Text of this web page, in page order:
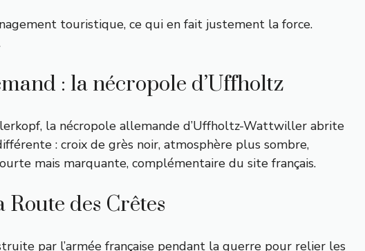
touristique, ce qui en fait justement la force.
: la nécropole d’Uffholtz
la nécropole allemande d’Uffholtz-Wattwiller abrite
: croix de grès noir, atmosphère plus sombre,
mais marquante, complémentaire du site français.
des Crêtes
par l’armée française pendant la guerre pour relier les